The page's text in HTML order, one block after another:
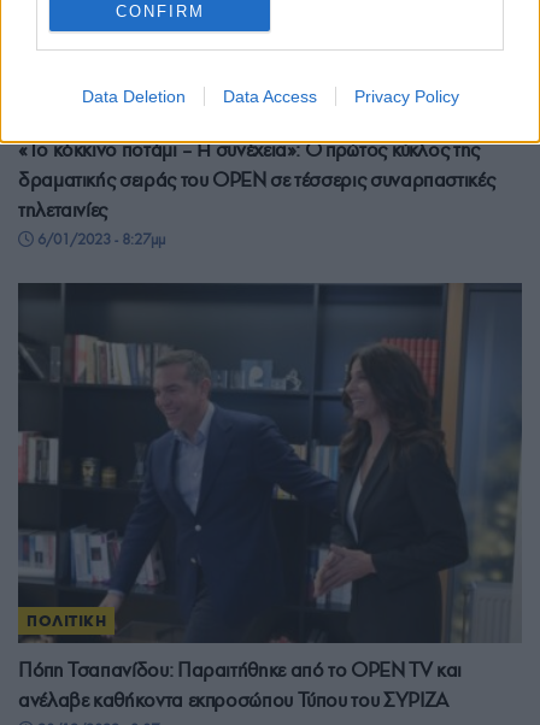
CONFIRM
Data Deletion Data Access Privacy Policy
ΠΟΝΤΟΣ
«Το κόκκινο ποτάμι – Η συνέχεια»: Ο πρώτος κύκλος της
δραματικής σειράς του OPEN σε τέσσερις συναρπαστικές
τηλεταινίες
6/01/2023 - 8:27μμ
ΠΟΛΙΤΙΚΗ
Πόπη Τσαπανίδου: Παραιτήθηκε από το OPEN TV και
ανέλαβε καθήκοντα εκπροσώπου Τύπου του ΣΥΡΙΖΑ